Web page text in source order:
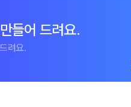
들어 드려요.
려요.